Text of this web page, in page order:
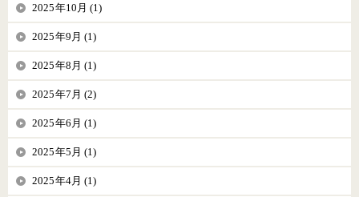
2025年10月 (1)
2025年9月 (1)
2025年8月 (1)
2025年7月 (2)
2025年6月 (1)
2025年5月 (1)
2025年4月 (1)